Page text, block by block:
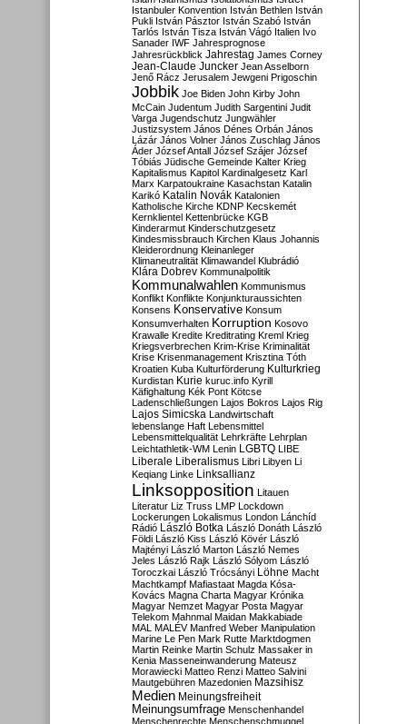
Istanbuler Konvention István Bethlen István
Pukli István Pásztor István Szabó István
Tarlós István Tisza István Vágó Italien Ivo
Sanader IWF Jahresprognose
Jahresrückblick Jahrestag James Corney
Jean-Claude Juncker Jean Asselborn
Jenő Rácz Jerusalem Jewgeni Prigoschin
Jobbik Joe Biden John Kirby John
McCain Judentum Judith Sargentini Judit
Varga Jugendschutz Jungwähler
Justizsystem János Dénes Orbán János
Lázár János Volner János Zuschlag János
Áder József Antall József Szájer József
Tóbiás Jüdische Gemeinde Kalter Krieg
Kapitalismus Kapitol Kardinalgesetz Karl
Marx Karpatoukraine Kasachstan Katalin
Karikó Katalin Novák Katalonien
Katholische Kirche KDNP Kecskemét
Kernklientel Kettenbrücke KGB
Kinderarmut Kinderschutzgesetz
Kindesmissbrauch Kirchen Klaus Johannis
Kleiderordnung Kleinanleger
Klimaneutralität Klimawandel Klubrádió
Klára Dobrev Kommunalpolitik
Kommunalwahlen Kommunismus
Konflikt Konflikte Konjunkturaussichten
Konsens Konservative Konsum
Konsumverhalten Korruption Kosovo
Krawalle Kredite Kreditrating Kreml Krieg
Kriegsverbrechen Krim-Krise Kriminalität
Krise Krisenmanagement Krisztina Tóth
Kroatien Kuba Kulturförderung Kulturkrieg
Kurdistan Kurie kuruc.info Kyrill
Käfighaltung Kék Pont Kötcse
Ladenschließungen Lajos Bokros Lajos Rig
Lajos Simicska Landwirtschaft
lebenslange Haft Lebensmittel
Lebensmittelqualität Lehrkräfte Lehrplan
Leichtathletik-WM Lenin LGBTQ LIBE
Liberale Liberalismus Libri Libyen Li
Keqiang Linke Linksallianz
Linksopposition Litauen
Literatur Liz Truss LMP Lockdown
Lockerungen Lokalismus London Lánchíd
Rádió
László Botka László Donáth László
Földi László Kiss László Kövér László
Majtényi László Marton László Nemes
Jeles László Rajk László Sólyom László
Toroczkai László Trócsányi Löhne Macht
Machtkampf Mafiastaat Magda Kósa-
Kovács Magna Charta Magyar Krónika
Magyar Nemzet Magyar Posta Magyar
Telekom Mahnmal Maidan Makkabiade
MAL MALÉV Manfred Weber Manipulation
Marine Le Pen Mark Rutte Marktdogmen
Martin Reinke Martin Schulz Massaker in
Kenia Masseneinwanderung Mateusz
Morawiecki Matteo Renzi Matteo Salvini
Mautgebühren Mazedonien Mazsihisz
Medien Meinungsfreiheit
Meinungsumfrage Menschenhandel
Menschenrechte Menschenschmuggel